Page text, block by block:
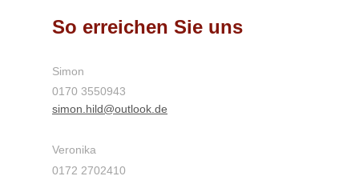
So erreichen Sie uns
Simon
0170 3550943
simon.hild@outlook.de
Veronika
0172 2702410